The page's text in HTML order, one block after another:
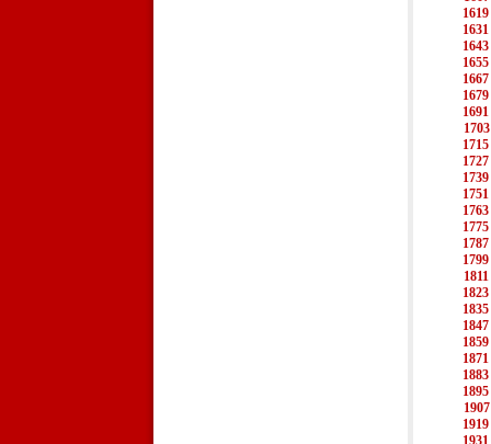
1619
1631
1643
1655
1667
1679
1691
1703
1715
1727
1739
1751
1763
1775
1787
1799
1811
1823
1835
1847
1859
1871
1883
1895
1907
1919
1931